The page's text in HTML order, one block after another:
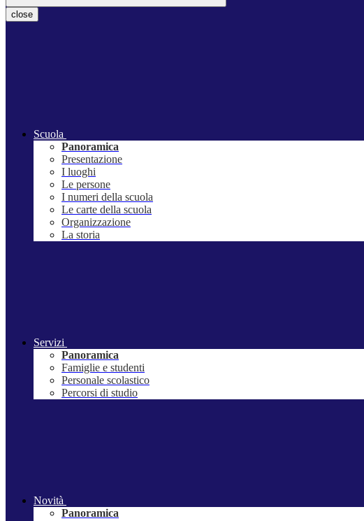
close
Scuola
Panoramica
Presentazione
I luoghi
Le persone
I numeri della scuola
Le carte della scuola
Organizzazione
La storia
Servizi
Panoramica
Famiglie e studenti
Personale scolastico
Percorsi di studio
Novità
Panoramica